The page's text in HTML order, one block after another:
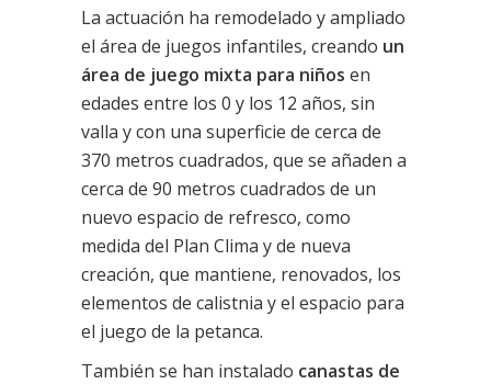
La actuación ha remodelado y ampliado
el área de juegos infantiles, creando un
área de juego mixta para niños en
edades entre los 0 y los 12 años, sin
valla y con una superficie de cerca de
370 metros cuadrados, que se añaden a
cerca de 90 metros cuadrados de un
nuevo espacio de refresco, como
medida del Plan Clima y de nueva
creación, que mantiene, renovados, los
elementos de calistnia y el espacio para
el juego de la petanca.
También se han instalado canastas de